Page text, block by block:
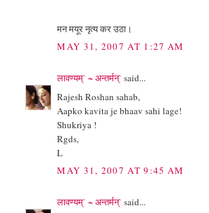
मन मयूर नृत्य कर उठा।
MAY 31, 2007 AT 1:27 AM
लावण्यम्` ~ अन्तर्मन्` said...
Rajesh Roshan sahab,
Aapko kavita je bhaav sahi lage!
Shukriya !
Rgds,
L
MAY 31, 2007 AT 9:45 AM
लावण्यम्` ~ अन्तर्मन्` said...